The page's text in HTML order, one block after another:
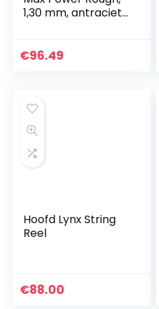
1,30 mm, antraciet,
€96.49
Hoofd Lynx String
Reel
€88.00